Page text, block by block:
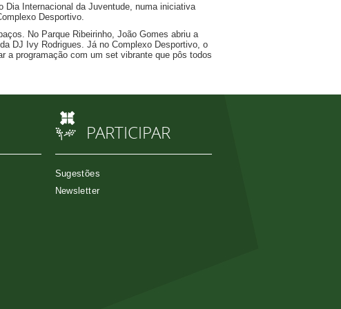
Dia Internacional da Juventude, numa iniciativa
Desportivo.
No Parque Ribeirinho, João Gomes abriu a
DJ Ivy Rodrigues. Já no Complexo Desportivo, o
a programação com um set vibrante que pôs todos
PARTICIPAR
Sugestões
Newsletter